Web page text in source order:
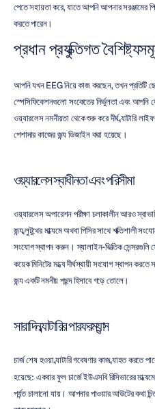
পেতে সহায়তা করে, যাতে আপনি আপনার সরঞ্জামের
করতে পারেন।
প্রধান প্রযুক্তিগত
আপনি যখন EEG নিয়ে কাজ করছেন, তখন প্রতিটি
স্পেসিফিকেশনগুলো সংকেতের নির্ভুলতা এবং আপনি যে
ওয়্যারলেস নমনীয়তা থেকে শুরু করে দীর্ঘ
পেশাদার কাজের জন্য ডিজাইন করা হয়েছে।
ওয়্যারলেস স্বাধীনতা এবং পরিসীমা
ওয়্যারলেস অপারেশন পরীক্ষা চলাকালীন আরও
জন্য ব্লুটুথের মাধ্যমে অথবা পিসির সাথে শক্তিশালী
সংযোগ স্থাপন করুন। স্যালাইন-ভিত্তিক
কয়েক মিনিটের মধ্যে দীর্ঘস্থায়ী সংযোগ স্থাপন
জন্য একটি নমনীয় পছন্দ হিসাবে গড়ে তোলে।
সারাদিন ব্যাটারির পারফরম্যান্স
চার্জ শেষ হওয়া ব্যাটারি গবেষণার কাজ ব্যাহত করতে
হয়েছে: একবার ফুল চার্জে ইউএসবি রিসিভারের মাধ্যমে
পর্যন্ত চালানো যায়। আপনার পাওয়ার আউটের কথা